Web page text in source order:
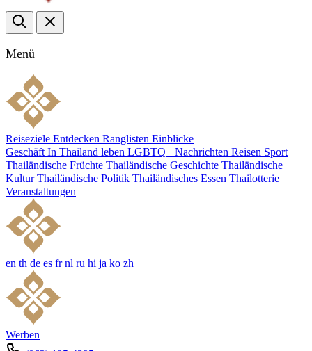
Menü
Reiseziele Entdecken Ranglisten Einblicke
Geschäft In Thailand leben LGBTQ+ Nachrichten Reisen Sport
Thailändische Früchte Thailändische Geschichte Thailändische
Kultur Thailändische Politik Thailändisches Essen Thailotterie
Veranstaltungen
en th de es fr nl ru hi ja ko zh
Werben